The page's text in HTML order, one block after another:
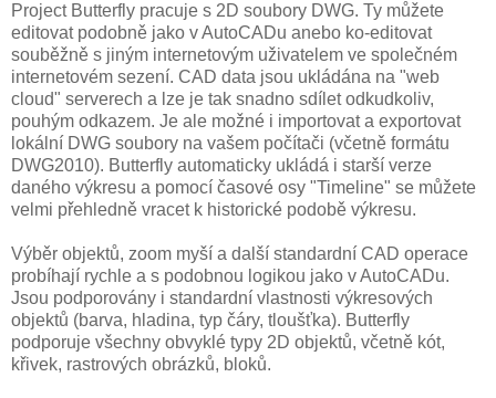
Project Butterfly pracuje s 2D soubory DWG. Ty můžete
editovat podobně jako v AutoCADu anebo ko-editovat
souběžně s jiným internetovým uživatelem ve společném
internetovém sezení. CAD data jsou ukládána na "web
cloud" serverech a lze je tak snadno sdílet odkudkoliv,
pouhým odkazem. Je ale možné i importovat a exportovat
lokální DWG soubory na vašem počítači (včetně formátu
DWG2010). Butterfly automaticky ukládá i starší verze
daného výkresu a pomocí časové osy "Timeline" se můžete
velmi přehledně vracet k historické podobě výkresu.
Výběr objektů, zoom myší a další standardní CAD operace
probíhají rychle a s podobnou logikou jako v AutoCADu.
Jsou podporovány i standardní vlastnosti výkresových
objektů (barva, hladina, typ čáry, tloušťka). Butterfly
podporuje všechny obvyklé typy 2D objektů, včetně kót,
křivek, rastrových obrázků, bloků.